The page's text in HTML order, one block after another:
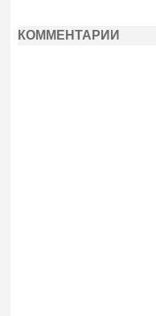
КОММЕНТАРИИ